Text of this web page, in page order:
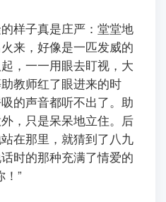
的样子真是庄严：堂堂地
来，好像是一匹发威的
，一一用眼去盯视，大
教师红了眼进来的时
的声音都听不出了。助
，只是呆呆地立住。后
在那里，就猜到了八九
时的那种充满了情爱的
！”